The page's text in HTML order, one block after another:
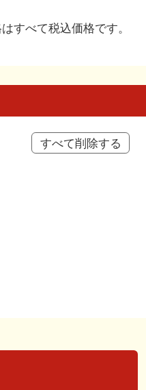
すべて税込価格です。
すべて削除する